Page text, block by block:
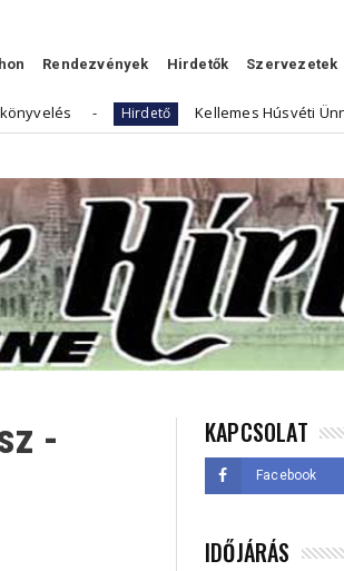
Rendezvények Hirdetők Szervezetek
Hirdető Kellemes Húsvéti Ünnepeket
-
KAPCSOLAT
Facebook
IDŐJÁRÁS